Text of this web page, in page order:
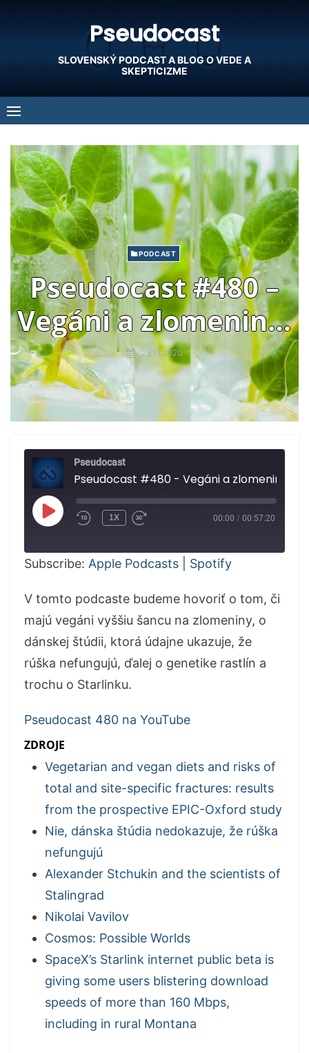
Pseudocast
SLOVENSKÝ PODCAST A BLOG O VEDE A
SKEPTICIZME
PODCAST
Pseudocast #480 –
Vegáni a zlomeniny,
dánska štúdia o
rúškach, genetika
rastlín
29.11.2020
Pseudocast
PLAY
EPISODE
1X 00:00 / 00:57:20
Subscribe: Apple Podcasts Spotify
V tomto podcaste budeme hovoriť o tom, či
majú vegáni vyššiu šancu na zlomeniny, o
dánskej štúdii, ktorá údajne ukazuje, že
rúška nefungujú, ďalej o genetike rastlín a
trochu o Starlinku.
Pseudocast 480 na YouTube
ZDROJE
Vegetarian and vegan diets and risks of
total and site-specific fractures: results
from the prospective EPIC-Oxford study
Nie, dánska štúdia nedokazuje, že rúška
nefungujú
Alexander Stchukin and the scientists of
Stalingrad
Nikolai Vavilov
Cosmos: Possible Worlds
SpaceX’s Starlink internet public beta is
giving some users blistering download
speeds of more than 160 Mbps,
including in rural Montana